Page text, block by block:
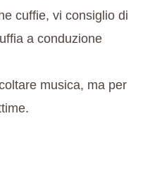
cuffie, vi consiglio di
a conduzione
musica, ma per